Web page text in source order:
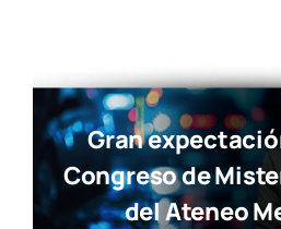
Gran
Congreso de
del Ateneo